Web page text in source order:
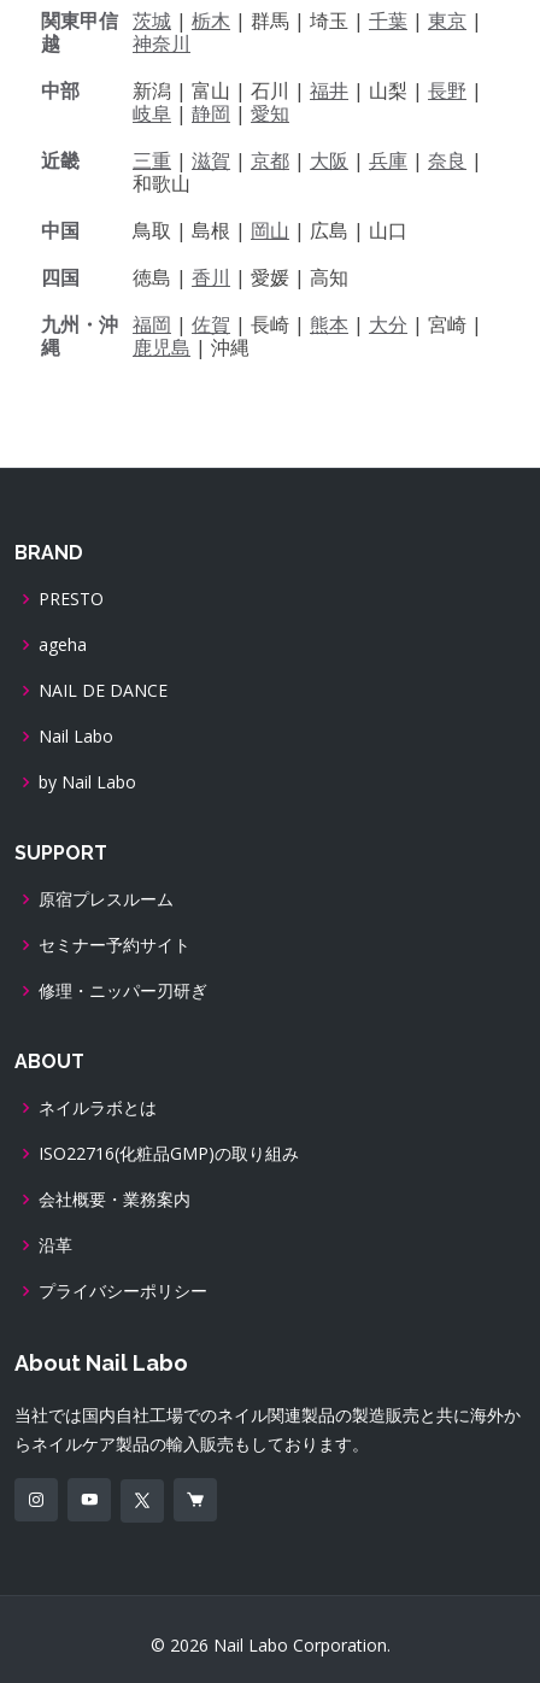
関東甲信
越
茨城 | 栃木 | 群馬 | 埼玉 | 千葉 | 東京 |
神奈川
中部
新潟 | 富山 | 石川 | 福井 | 山梨 | 長野 |
岐阜 | 静岡 | 愛知
近畿
三重 | 滋賀 | 京都 | 大阪 | 兵庫 | 奈良 |
和歌山
中国
鳥取 | 島根 | 岡山 | 広島 | 山口
四国
徳島 | 香川 | 愛媛 | 高知
九州・沖
縄
福岡 | 佐賀 | 長崎 | 熊本 | 大分 | 宮崎 |
鹿児島 | 沖縄
BRAND
PRESTO
ageha
NAIL DE DANCE
Nail Labo
by Nail Labo
SUPPORT
原宿プレスルーム
セミナー予約サイト
修理・ニッパー刃研ぎ
ABOUT
ネイルラボとは
ISO22716(化粧品GMP)の取り組み
会社概要・業務案内
沿革
プライバシーポリシー
About Nail Labo
当社では国内自社工場でのネイル関連製品の製造販売と共に海外か
らネイルケア製品の輸入販売もしております。
© 2026 Nail Labo Corporation.